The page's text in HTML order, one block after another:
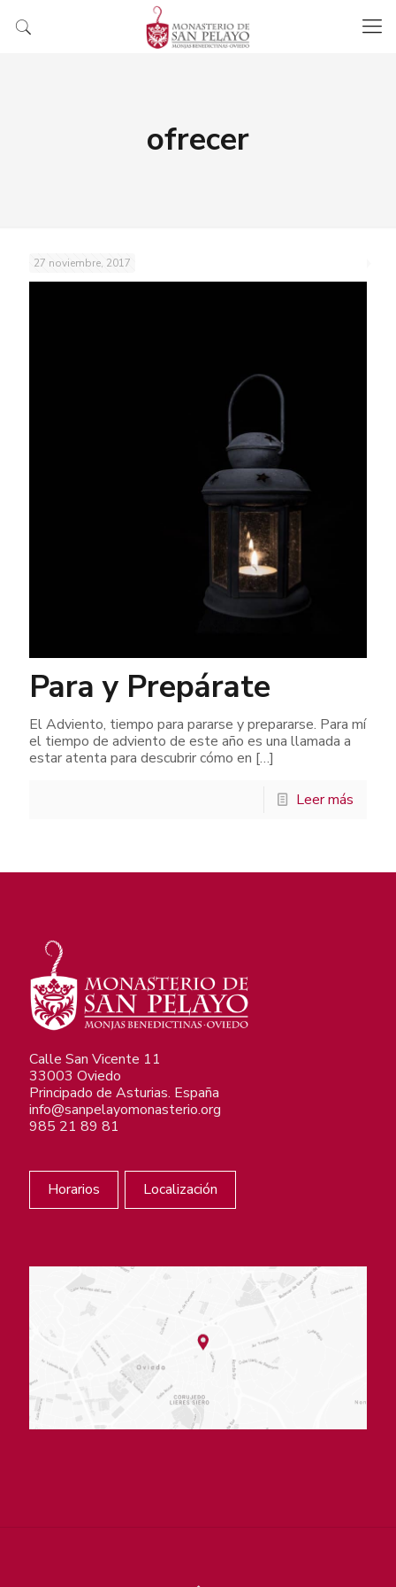
ofrecer
27 noviembre, 2017
Para y Prepárate
El Adviento, tiempo para pararse y prepararse. Para mí
el tiempo de adviento de este año es una llamada a
estar atenta para descubrir cómo en […]
Leer más
Calle San Vicente 11
33003 Oviedo
Principado de Asturias. España
info@sanpelayomonasterio.org
985 21 89 81
Horarios Localización